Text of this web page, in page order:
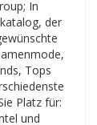
In
der
Tops
Platz für:
und